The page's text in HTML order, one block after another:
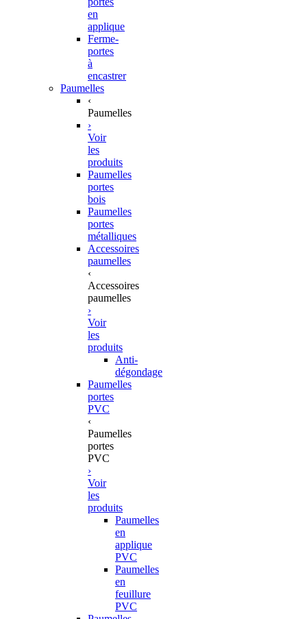
en
applique
Ferme-
portes
à
encastrer
Paumelles
‹
Paumelles
›
Voir
les
produits
Paumelles
portes
bois
Paumelles
portes
métalliques
Accessoires
paumelles
‹
Accessoires
paumelles
›
Voir
les
produits
Anti-
dégondage
Paumelles
portes
PVC
‹
Paumelles
portes
PVC
›
Voir
les
produits
Paumelles
en
applique
PVC
Paumelles
en
feuillure
PVC